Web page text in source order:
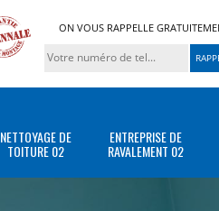
ON VOUS RAPPELLE
NETTOYAGE DE
TOITURE 02
ENTREPRISE DE
RAVALEMENT 02